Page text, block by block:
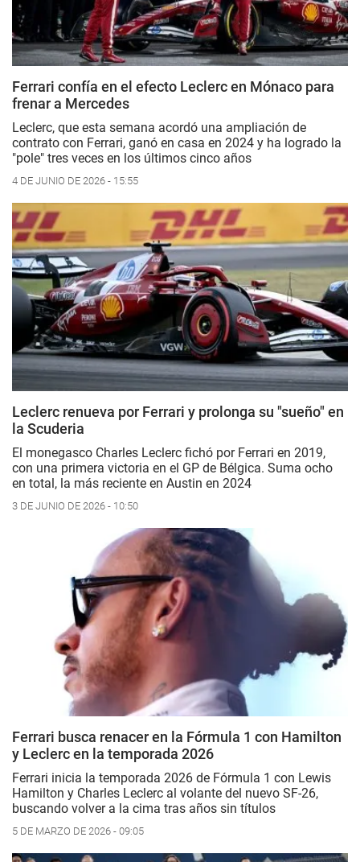
Ferrari confía en el efecto Leclerc en Mónaco para
frenar a Mercedes
Leclerc, que esta semana acordó una ampliación de
contrato con Ferrari, ganó en casa en 2024 y ha logrado la
"pole" tres veces en los últimos cinco años
4 DE JUNIO DE 2026 - 15:55
Leclerc renueva por Ferrari y prolonga su "sueño" en
la Scuderia
El monegasco Charles Leclerc fichó por Ferrari en 2019,
con una primera victoria en el GP de Bélgica. Suma ocho
en total, la más reciente en Austin en 2024
3 DE JUNIO DE 2026 - 10:50
Ferrari busca renacer en la Fórmula 1 con Hamilton
y Leclerc en la temporada 2026
Ferrari inicia la temporada 2026 de Fórmula 1 con Lewis
Hamilton y Charles Leclerc al volante del nuevo SF-26,
buscando volver a la cima tras años sin títulos
5 DE MARZO DE 2026 - 09:05